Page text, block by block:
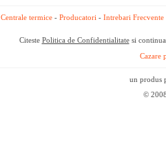
Centrale termice - Producatori - Intrebari Frecvente
Citeste Politica de Confidentialitatesi
Cazare
un produs
©